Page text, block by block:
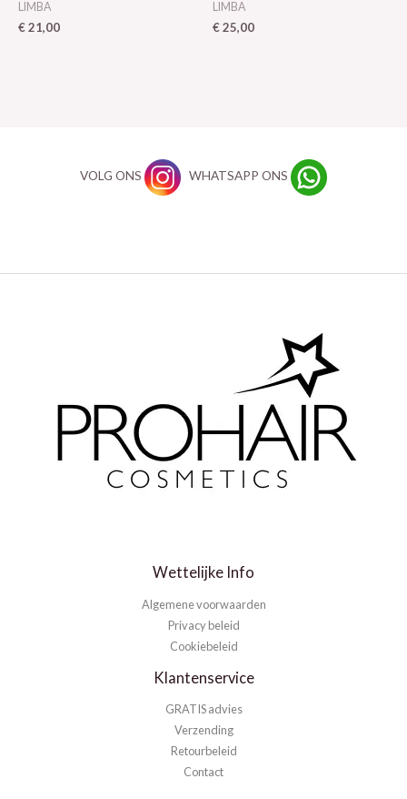
LIMBA
€21,00
LIMBA
€25,00
VOLG ONS WHATSAPP ONS
Wettelijke Info
Algemene voorwaarden
Privacy beleid
Cookiebeleid
Klantenservice
GRATIS advies
Verzending
Retourbeleid
Contact